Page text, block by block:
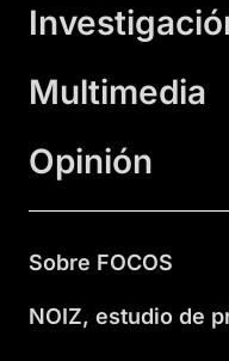
Multimedia
Opinión
Sobre FOCOS
NOIZ, estudio de